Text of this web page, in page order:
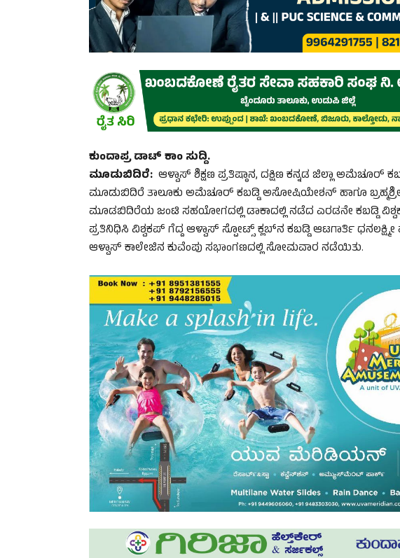
ಕುಂದಾಪ್ರ ಡಾಟ್‌ ಕಾಂ ಸುದ್ದಿ.
ಮೂಡುಬಿದಿರೆ:ಆಳ್ವಾಸ್ ಶಿಕ್ಷಣ ಪ್ರತಿಷ್ಠಾನ, ದಕ್ಷಿಣ ಕನ್ನಡ ಜಿಲ್ಲಾ
ಮೂಡುಬಿದಿರೆ ತಾಲೂಕು ಅಮೆಚೂರ್ ಕಬಡ್ಡಿ ಅಸೋಷಿಯೇಶನ್ ಹಾಗೂ ಬ್ರಹ್ಮಶ್ರೀ
ಮೂಡಬಿದಿರೆಯ ಜಂಟಿ ಸಹಯೋಗದಲ್ಲಿ ಡಾಕಾದಲ್ಲಿ ನಡೆದ ಎರಡನೇ ಕಬಡ್ಡಿ
ಪ್ರತಿನಿಧಿಸಿ ವಿಶ್ವಕಪ್ ಗೆದ್ದ ಆಳ್ವಾಸ್ ಸ್ಪೋಟ್ಸ್ ಕ್ಲಬ್‌ನ ಕಬಡ್ಡಿ ಆಟಗಾರ್ತಿ
ಆಳ್ವಾಸ್ ಕಾಲೇಜಿನ ಕುವೆಂಪು ಸಭಾಂಗಣದಲ್ಲಿ ಸೋಮವಾರ ನಡೆಯಿತು.